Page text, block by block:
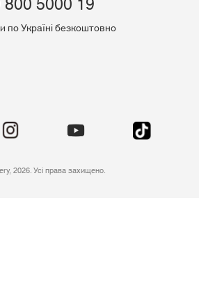
по Україні безкоштовно
2026. Усі права захищено.